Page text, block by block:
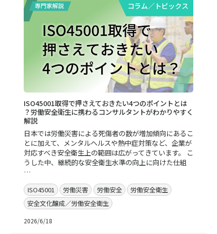
コラム／トピックス
ISO45001取得で押さえておきたい4つのポイントとは
？労働安全衛生に携わるコンサルタントがわかりやすく
解説
日本では労働災害による死傷者の数が増加傾向にあるこ
とに加えて、メンタルヘルスや熱中症対策など、企業が
対応すべき安全衛生上の範囲は広がってきています。 こ
うした中、継続的な安全衛生水準の向上に向けた仕組
…
ISO45001 労働災害 労働安全
労働安全衛生
安全文化醸成／労働安全衛生
2026/6/18